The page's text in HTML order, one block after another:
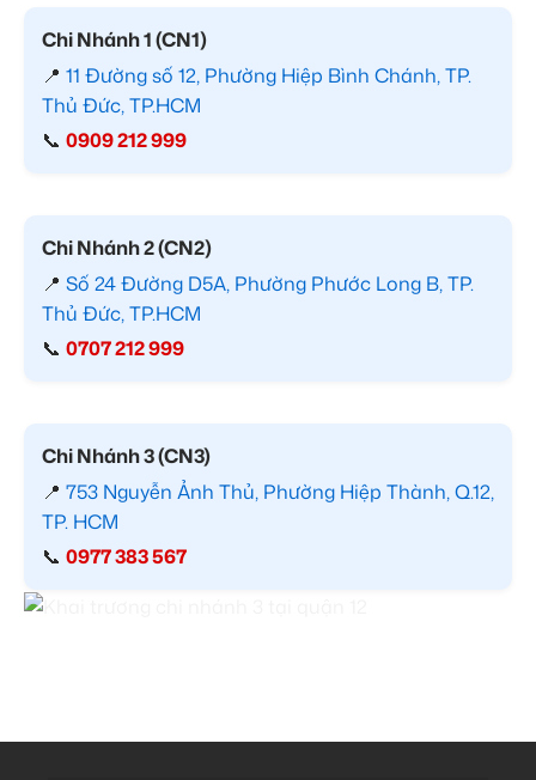
Chi Nhánh 1 (CN1)
📍 11 Đường số 12, Phường Hiệp Bình Chánh, TP.
Thủ Đức, TP.HCM
📞 0909 212 999
Chi Nhánh 2 (CN2)
📍 Số 24 Đường D5A, Phường Phước Long B, TP.
Thủ Đức, TP.HCM
📞 0707 212 999
Chi Nhánh 3 (CN3)
📍 753 Nguyễn Ảnh Thủ, Phường Hiệp Thành, Q.12,
TP. HCM
📞 0977 383 567